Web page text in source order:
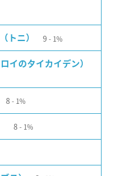
トニ） 9 1%
イのタイカイデン）
8 1%
8 1%